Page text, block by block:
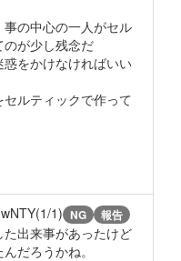
の中心の一人がセル
が少し残念だ
をかけなければいい
ルティックで作って
1) NG 報告
出来事があったけど
だろうかね。